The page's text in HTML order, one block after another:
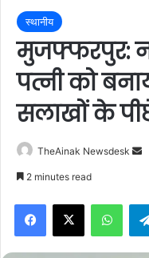
स्थानीय
मुजफ्फरपुर:
पत्नी को
सलाखों के
TheAinak Newsdesk
a
2 minutes read